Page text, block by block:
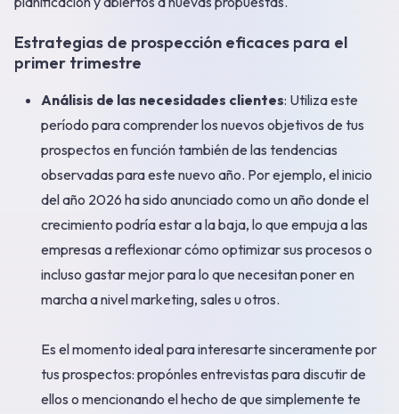
Estrategias de prospección eficaces para el
primer trimestre
Análisis de las necesidades clientes: Utiliza este
período para comprender los nuevos objetivos de tus
prospectos en función también de las tendencias
observadas para este nuevo año. Por ejemplo, el inicio
del año 2026 ha sido anunciado como un año donde el
crecimiento podría estar a la baja, lo que empuja a las
empresas a reflexionar cómo optimizar sus procesos o
incluso gastar mejor para lo que necesitan poner en
marcha a nivel marketing, sales u otros.
Es el momento ideal para interesarte sinceramente por
tus prospectos: propónles entrevistas para discutir de
ellos o mencionando el hecho de que simplemente te